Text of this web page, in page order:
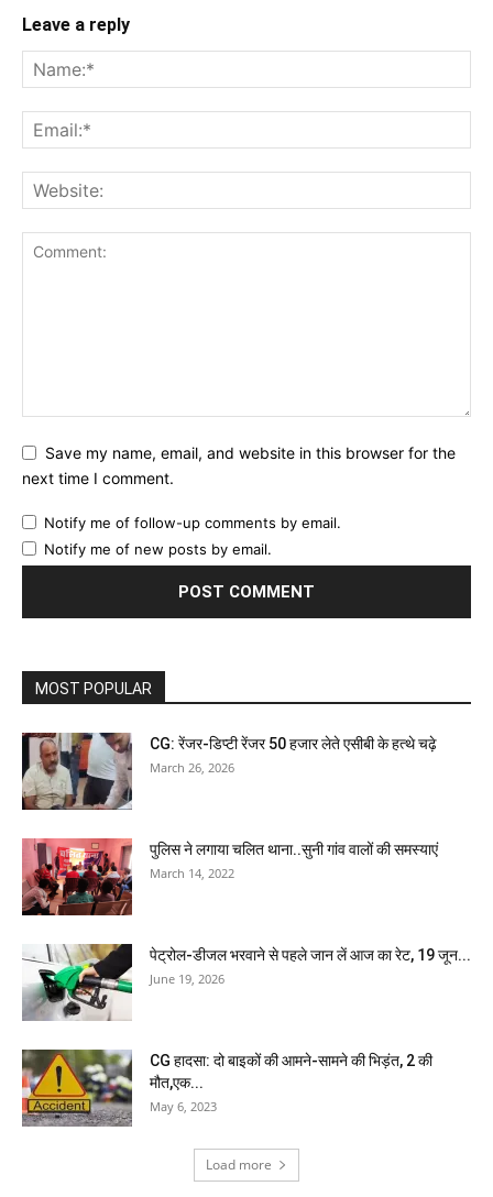
Leave a reply
Save my name, email, and website in this browser for the
next time I comment.
Notify me of follow-up comments by email.
Notify me of new posts by email.
MOST POPULAR
CG: रेंजर-डिप्टी रेंजर 50 हजार लेते एसीबी के हत्थे चढ़े
March 26, 2026
पुलिस ने लगाया चलित थाना..सुनी गांव वालों की समस्याएं
March 14, 2022
पेट्रोल-डीजल भरवाने से पहले जान लें आज का रेट, 19 जून...
June 19, 2026
CG हादसा: दो बाइकों की आमने-सामने की भिड़ंत, 2 की
मौत,एक...
May 6, 2023
Load more